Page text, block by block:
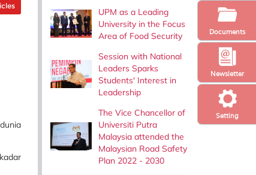
Setting
Newsletter
Documents
UPM as a Leading
University in the Focus
Area of ​​Food Security
Session with National
Leaders Sparks
Students' Interest in
Leadership
The Vice Chancellor of
Universiti Putra
Malaysia attended the
Malaysian Road Safety
Plan 2022 - 2030